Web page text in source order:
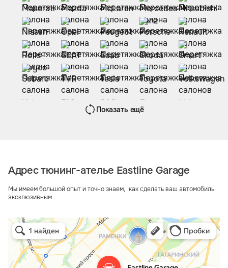
Показать ещё
Адрес тюнинг-ателье Eastline Garage
Мы имеем большой опыт и точно знаем, как сделать ваш автомобиль
эксклюзивным